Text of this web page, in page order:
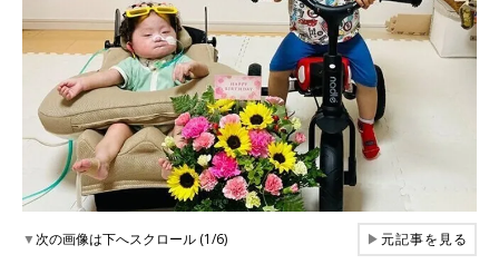
▼次の画像は下へスクロール (1/6) ▶元記事を見る